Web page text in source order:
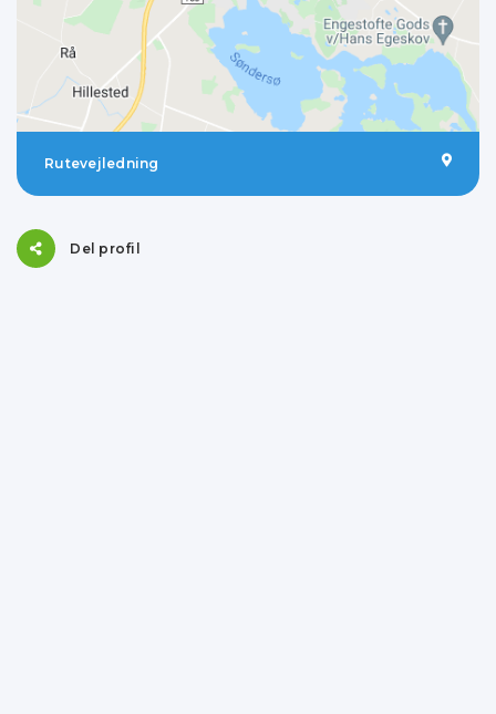
Rutevejledning
Del profil